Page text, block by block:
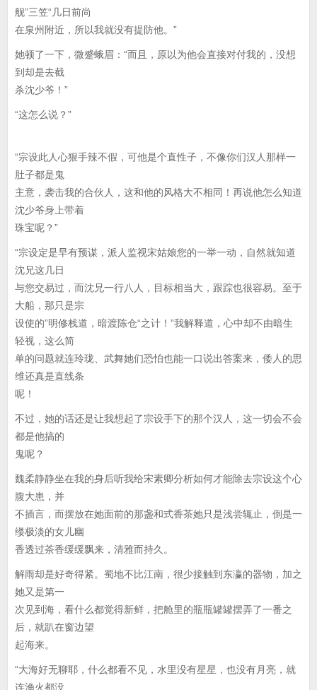
舰”三笠“几日前尚
在泉州附近，所以我就没有提防他。”
她顿了一下，微蹙蛾眉：“而且，原以为他会直接对付我的，没想
到却是去截
杀沈少爷！”
“这怎么说？”
“宗设此人心狠手辣不假，可他是个直性子，不像你们汉人那样一
肚子都是鬼
主意，袭击我的合伙人，这和他的风格大不相同！再说他怎么知道
沈少爷身上带着
珠宝呢？”
“宗设定是早有预谋，派人监视宋姑娘您的一举一动，自然就知道
沈兄这几日
与您交易过，而沈兄一行八人，目标相当大，跟踪也很容易。至于
大船，那只是宗
设使的”明修栈道，暗渡陈仓“之计！”我解释道，心中却不由暗生
轻视，这么简
单的问题就连玲珑、武舞她们恐怕也能一口说出答案来，倭人的思
维还真是直线条
呢！
不过，她的话还是让我想起了宗设手下的那个汉人，这一切会不会
都是他搞的
鬼呢？
魏柔静静坐在我的身后听我给宋素卿分析如何才能除去宗设这个心
腹大患，并
不插言，而摆放在她面前的那盏和式香茶她只是浅尝辄止，倒是一
缕极淡的女儿幽
香透过茶香缓缓飘来，清雅而持久。
解雨却是好奇得紧。蜀地不比江南，很少接触到东瀛的器物，加之
她又是第一
次见到海，看什么都觉得新鲜，把舱里的瓶瓶罐罐摆弄了一番之
后，就趴在窗边望
起海来。
“大海好无聊耶，什么都看不见，水里没有星星，也没有月亮，就
连渔火都没